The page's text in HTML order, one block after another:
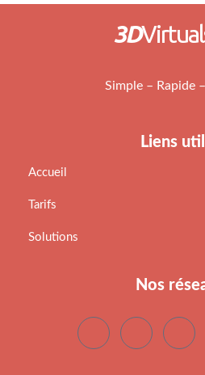
3D
Simple – Rapide
Liens
Accueil
Tarifs
Solutions
Nos